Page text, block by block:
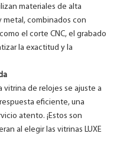
materiales de alta
metal, combinados con
el corte CNC, el grabado
la exactitud y la
vitrina de relojes se ajuste a
eficiente, una
atento. ¡Estos son
al elegir las vitrinas LUXE